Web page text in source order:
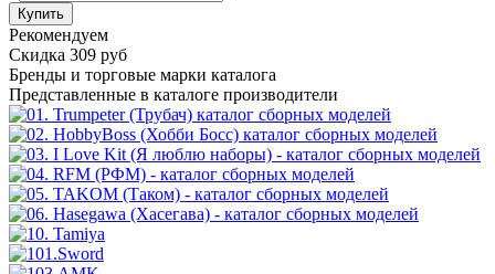
Купить
Рекомендуем
Скидка 309 руб
Бренды и торговые марки каталога
Представленные в каталоге производители